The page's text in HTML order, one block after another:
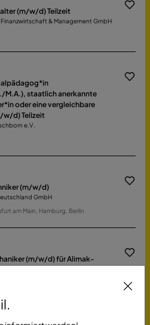
(m/w/d) Teilzeit
& Management GmbH
M.A.), staatlich anerkannte
oder eine vergleichbare
w/d) Teilzeit
e.V.
(m/w/d)
GmbH
am Main, Hamburg, Berlin
(m/w/d) für Alimak-